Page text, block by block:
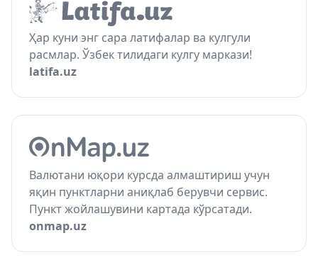
Ҳар куни энг сара латифалар ва кулгули
расмлар. Ўзбек тилидаги кулгу маркази!
latifa.uz
Валютани юқори курсда алмаштириш учун
яқин пунктларни аниқлаб берувчи сервис.
Пункт жойлашувини картада кўрсатади.
onmap.uz